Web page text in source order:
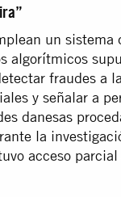
un sistema
algorítmicos
fraudes a
y señalar a
danesas
la
acceso